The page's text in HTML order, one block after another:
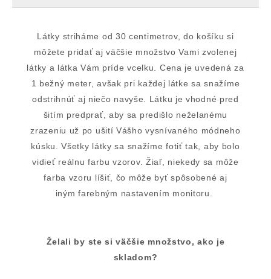
Látky striháme od 30 centimetrov, do košíku si
môžete pridať aj väčšie množstvo Vami zvolenej
látky a látka Vám príde vcelku. Cena je uvedená za
1 bežný meter, avšak pri každej látke sa snažíme
odstrihnúť aj niečo navyše. Látku je vhodné pred
šitím predprať, aby sa predišlo neželanému
zrazeniu už po ušití Vášho vysnívaného módneho
kúsku. Všetky látky sa snažíme fotiť tak, aby bolo
vidieť reálnu farbu vzorov. Žiaľ, niekedy sa môže
farba vzoru líšiť, čo môže byť spôsobené aj
iným farebným nastavením monitoru.
Želali by ste si väčšie množstvo, ako je
skladom?